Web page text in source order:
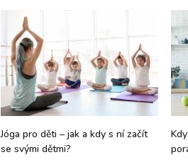
Jóga pro děti – jak a kdy s ní začít
se svými dětmi?